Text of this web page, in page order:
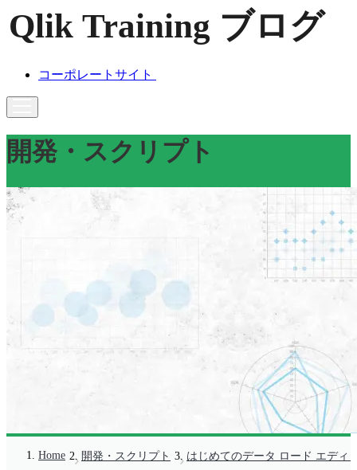
コーポレートサイト
開発・スクリプト
Home 開発・スクリプト はじめてのデータ ロード エディ